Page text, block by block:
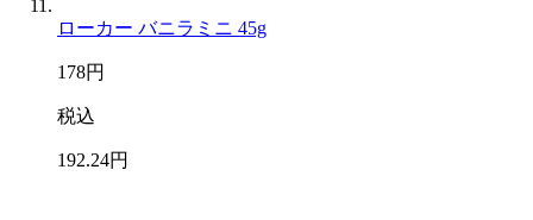
ローカー バニラミニ 45g
178円
税込
192.24円